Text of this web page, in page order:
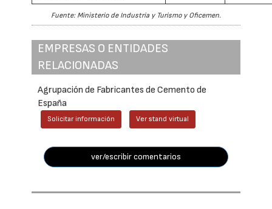
Fuente: Ministerio de Industria y Turismo y Oficemen.
EMPRESAS O ENTIDADES
RELACIONADAS
Agrupación de Fabricantes de Cemento de
España
Solicitar información Ver stand virtual
ver/escribir comentarios